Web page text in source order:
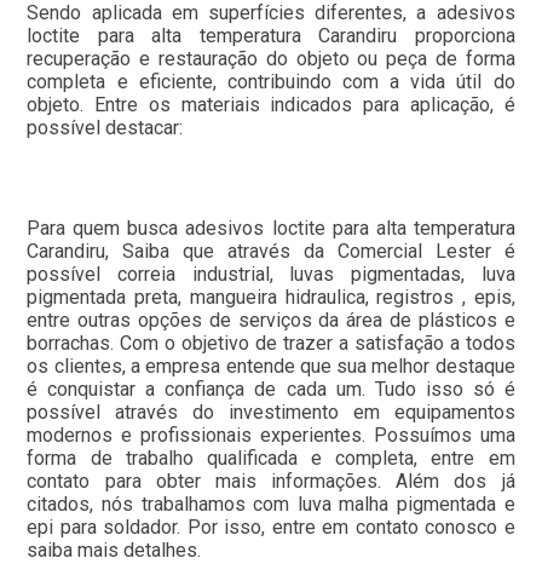
Sendo aplicada em superfícies diferentes, a adesivos
loctite para alta temperatura Carandiru proporciona
recuperação e restauração do objeto ou peça de forma
completa e eficiente, contribuindo com a vida útil do
objeto. Entre os materiais indicados para aplicação, é
possível destacar:
Para quem busca adesivos loctite para alta temperatura
Carandiru, Saiba que através da Comercial Lester é
possível correia industrial, luvas pigmentadas, luva
pigmentada preta, mangueira hidraulica, registros , epis,
entre outras opções de serviços da área de plásticos e
borrachas. Com o objetivo de trazer a satisfação a todos
os clientes, a empresa entende que sua melhor destaque
é conquistar a confiança de cada um. Tudo isso só é
possível através do investimento em equipamentos
modernos e profissionais experientes. Possuímos uma
forma de trabalho qualificada e completa, entre em
contato para obter mais informações. Além dos já
citados, nós trabalhamos com luva malha pigmentada e
epi para soldador. Por isso, entre em contato conosco e
saiba mais detalhes.